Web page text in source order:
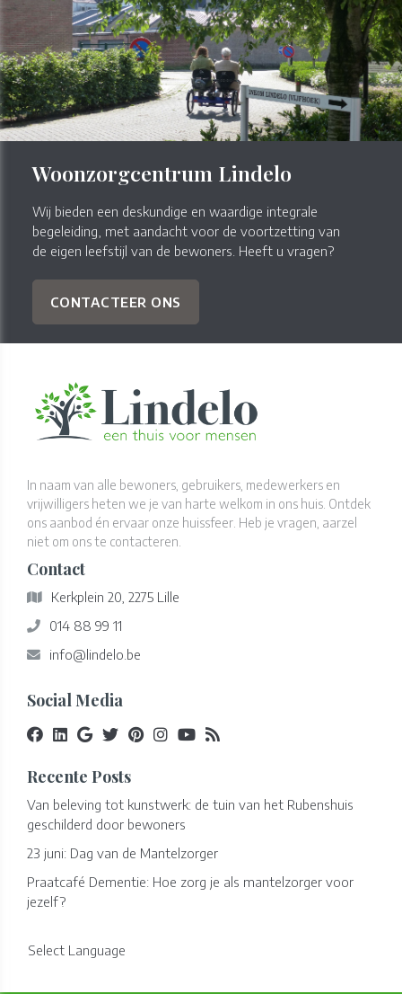
Woonzorgcentrum Lindelo
Wij bieden een deskundige en waardige integrale
begeleiding, met aandacht voor de voortzetting van
de eigen leefstijl van de bewoners. Heeft u vragen?
CONTACTEER ONS
In naam van alle bewoners, gebruikers, medewerkers en
vrijwilligers heten we je van harte welkom in ons huis. Ontdek
ons aanbod én ervaar onze huissfeer. Heb je vragen, aarzel
niet om ons te contacteren.
Contact
Kerkplein 20, 2275 Lille
014 88 99 11
info@lindelo.be
Social Media
Recente Posts
Van beleving tot kunstwerk: de tuin van het Rubenshuis
geschilderd door bewoners
23 juni: Dag van de Mantelzorger
Praatcafé Dementie: Hoe zorg je als mantelzorger voor
jezelf?
Select Language